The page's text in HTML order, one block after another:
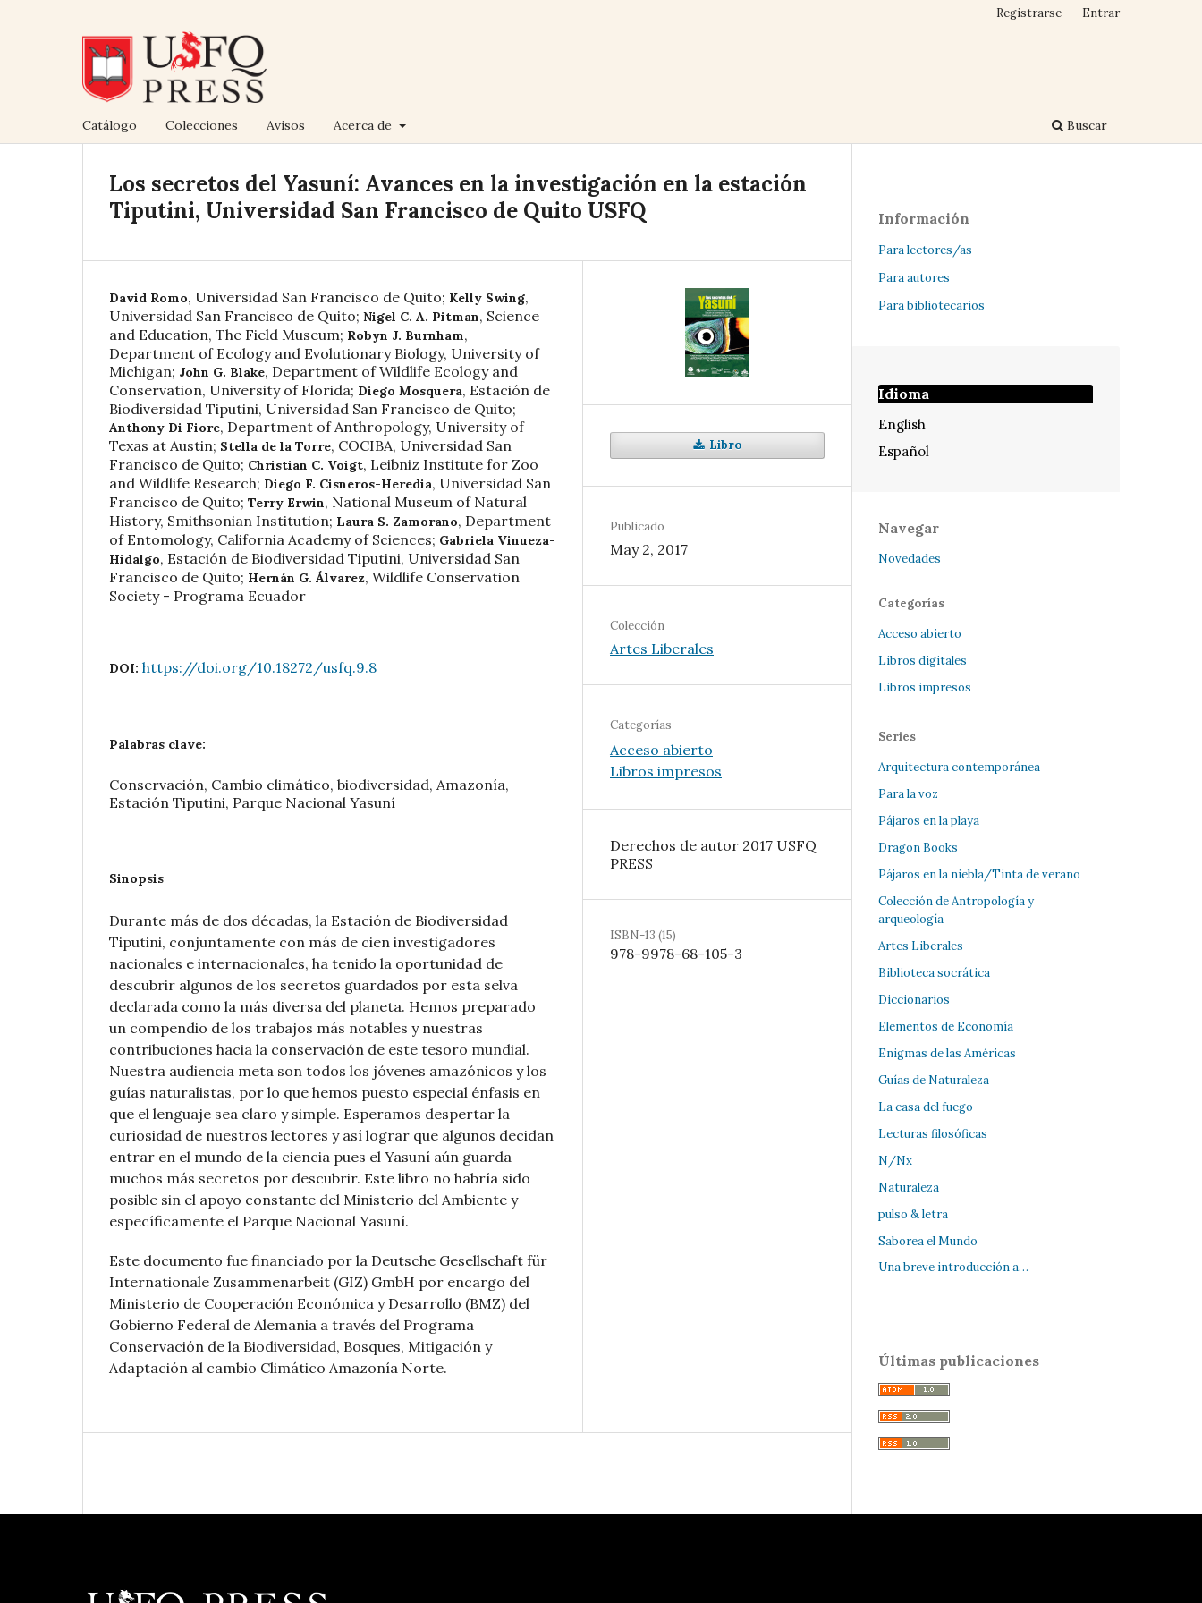
Catálogo Colecciones Avisos Acerca de Buscar
Registrarse Entrar
Los secretos del Yasuní: Avances en la investigación en la estación
Tiputini, Universidad San Francisco de Quito USFQ
David Romo, Universidad San Francisco de Quito; Kelly Swing,
Universidad San Francisco de Quito; Nigel C. A. Pitman, Science
and Education, The Field Museum; Robyn J. Burnham,
Department of Ecology and Evolutionary Biology, University of
Michigan; John G. Blake, Department of Wildlife Ecology and
Conservation, University of Florida; Diego Mosquera, Estación de
Biodiversidad Tiputini, Universidad San Francisco de Quito;
Anthony Di Fiore, Department of Anthropology, University of
Texas at Austin; Stella de la Torre, COCIBA, Universidad San
Francisco de Quito; Christian C. Voigt, Leibniz Institute for Zoo
and Wildlife Research; Diego F. Cisneros-Heredia, Universidad San
Francisco de Quito; Terry Erwin, National Museum of Natural
History, Smithsonian Institution; Laura S. Zamorano, Department
of Entomology, California Academy of Sciences; Gabriela Vinueza-
Hidalgo, Estación de Biodiversidad Tiputini, Universidad San
Francisco de Quito; Hernán G. Álvarez, Wildlife Conservation
Society - Programa Ecuador
DOI: https://doi.org/10.18272/usfq.9.8
Palabras clave:
Conservación, Cambio climático, biodiversidad, Amazonía,
Estación Tiputini, Parque Nacional Yasuní
Sinopsis
Durante más de dos décadas, la Estación de Biodiversidad
Tiputini, conjuntamente con más de cien investigadores
nacionales e internacionales, ha tenido la oportunidad de
descubrir algunos de los secretos guardados por esta selva
declarada como la más diversa del planeta. Hemos preparado
un compendio de los trabajos más notables y nuestras
contribuciones hacia la conservación de este tesoro mundial.
Nuestra audiencia meta son todos los jóvenes amazónicos y los
guías naturalistas, por lo que hemos puesto especial énfasis en
que el lenguaje sea claro y simple. Esperamos despertar la
curiosidad de nuestros lectores y así lograr que algunos decidan
entrar en el mundo de la ciencia pues el Yasuní aún guarda
muchos más secretos por descubrir. Este libro no habría sido
posible sin el apoyo constante del Ministerio del Ambiente y
específicamente el Parque Nacional Yasuní.
Este documento fue financiado por la Deutsche Gesellschaft für
Internationale Zusammenarbeit (GIZ) GmbH por encargo del
Ministerio de Cooperación Económica y Desarrollo (BMZ) del
Gobierno Federal de Alemania a través del Programa
Conservación de la Biodiversidad, Bosques, Mitigación y
Adaptación al cambio Climático Amazonía Norte.
Libro
Publicado
May 2, 2017
Colección
Artes Liberales
Categorías
Acceso abierto
Libros impresos
Derechos de autor 2017 USFQ
PRESS
ISBN-13 (15)
978-9978-68-105-3
Información
Para lectores/as
Para autores
Para bibliotecarios
Idioma
English
Español
Navegar
Novedades
Categorías
Acceso abierto
Libros digitales
Libros impresos
Series
Arquitectura contemporánea
Para la voz
Pájaros en la playa
Dragon Books
Pájaros en la niebla/Tinta de verano
Colección de Antropología y
arqueología
Artes Liberales
Biblioteca socrática
Diccionarios
Elementos de Economía
Enigmas de las Américas
Guías de Naturaleza
La casa del fuego
Lecturas filosóficas
N/Nx
Naturaleza
pulso & letra
Saborea el Mundo
Una breve introducción a…
Últimas publicaciones